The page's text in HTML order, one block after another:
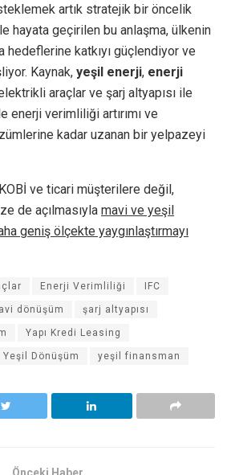
artık stratejik bir öncelik
hayata geçirilen bu anlaşma, ülkenin
hedeflerine katkıyı güçlendiyor ve
Kaynak, yeşil enerji, enerji
araçlar ve şarj altyapısı ile
verimliliği artırımı ve
kadar uzanan bir yelpazeyi
ve ticari müşterilere değil,
de açılmasıyla mavi ve yeşil
geniş ölçekte yaygınlaştırmayı
Enerji Verimliliği IFC
dönüşüm şarj altyapısı
Yapı Kredi Leasing
Yeşil Dönüşüm yeşil finansman
Önceki Haber